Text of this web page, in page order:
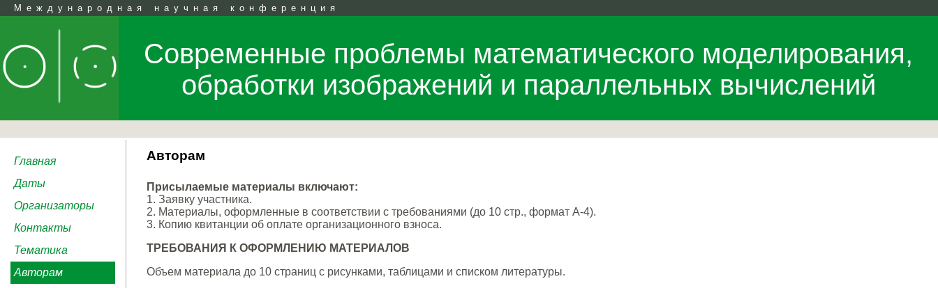
Международная научная конференция
Современные проблемы математического моделирования,
обработки изображений и параллельных вычислений
Главная
Даты
Организаторы
Контакты
Тематика
Авторам
Авторам
Присылаемые материалы включают:
1. Заявку участника.
2. Материалы, оформленные в соответствии с требованиями (до 10 стр., формат А-4).
3. Копию квитанции об оплате организационного взноса.
ТРЕБОВАНИЯ К ОФОРМЛЕНИЮ МАТЕРИАЛОВ
Объем материала до 10 страниц с рисунками, таблицами и списком литературы.